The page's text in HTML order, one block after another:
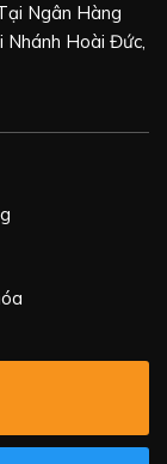
Ngân Hàng
Nhánh Hoài Đức,